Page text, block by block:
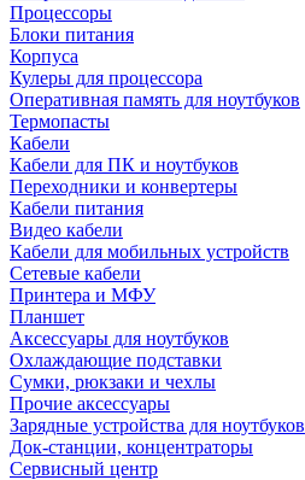
Процессоры
Блоки питания
Корпуса
Кулеры для процессора
Оперативная память для ноутбуков
Термопасты
Кабели
Кабели для ПК и ноутбуков
Переходники и конвертеры
Кабели питания
Видео кабели
Кабели для мобильных устройств
Сетевые кабели
Принтера и МФУ
Планшет
Аксессуары для ноутбуков
Охлаждающие подставки
Сумки, рюкзаки и чехлы
Прочие аксессуары
Зарядные устройства для ноутбуков
Док-станции, концентраторы
Сервисный центр